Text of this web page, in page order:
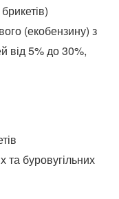
(екобензину) з
від 5% до 30%,
та буровугільних